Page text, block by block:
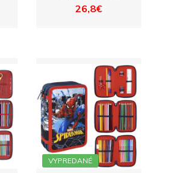
26,8€
VYPREDANÉ